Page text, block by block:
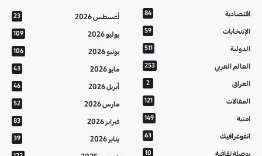
اقتصادية 84
الإنتخابات 59
الدولية 511
العالم العربي 253
العراق 2
المقالات 121
امنية 149
انفوغرافيك 63
بوصلة ثقافية 10
أغسطس 2026 23
يوليو 2026 109
يونيو 2026 106
مايو 2026 43
أبريل 2026 46
مارس 2026 52
فبراير 2026 83
يناير 2026 39